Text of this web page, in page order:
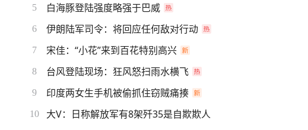
5 白海豚登陆强度略强于巴威
6 伊朗陆军司令：将回应任何敌对行动
7 宋佳：“小花”来到百花特别高兴
8 台风登陆现场：狂风怒扫雨水横飞
9 印度两女生手机被偷抓住窃贼痛揍
10 大V：日称解放军有8架歼35是自欺欺人